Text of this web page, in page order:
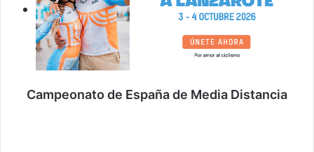
Campeonato de España de Media Distancia